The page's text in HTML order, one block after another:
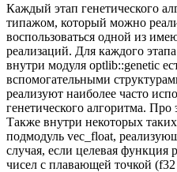
Каждый этап генетического
типажом, который можно
воспользоваться одной из
реализаций. Для каждого
внутри модуля optlib::genetic
вспомогательными
реализуют наиболее часто
генетического алгоритма.
Также внутри некоторых
подмодуль vec_float,
случая, если целевая функция
чисел с плавающей точкой